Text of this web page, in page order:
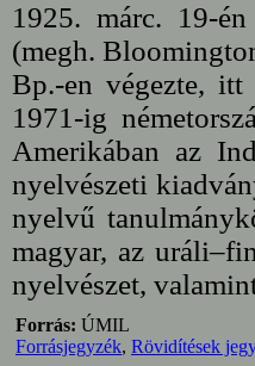
1925. márc. 19-
(megh.
Bp.-en végezte,
1971-ig
Amerikában az
nyelvészeti
nyelvű
magyar, az
nyelvészet,
Forrás: ÚMIL
Forrásjegyzék, Rövidítések